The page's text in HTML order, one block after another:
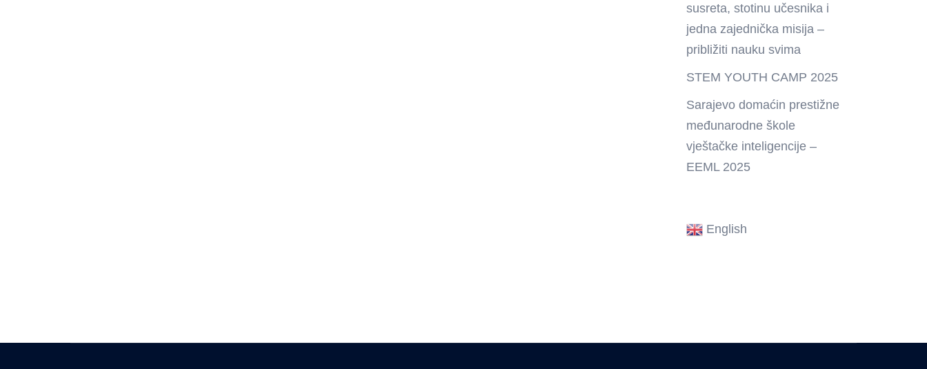
susreta, stotinu učesnika i
jedna zajednička misija –
približiti nauku svima
STEM YOUTH CAMP 2025
Sarajevo domaćin prestižne
međunarodne škole
vještačke inteligencije –
EEML 2025
English